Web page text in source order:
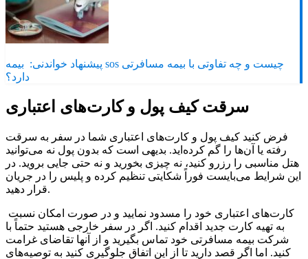
پیشنهاد خواندنی: بیمه sos چیست و چه تفاوتی با بیمه مسافرتی
دارد؟
سرقت کیف پول و کارت‌های اعتباری
فرض کنید کیف پول و کارت‌های اعتباری شما در سفر به سرقت
رفته یا آن‌ها را گم کرده‌اید. بدیهی است که بدون پول نه می‌توانید
هتل مناسبی را رزرو کنید، نه چیزی بخورید و نه حتی جایی بروید. در
این شرایط می‌بایست فوراً شکایتی تنظیم کرده و پلیس را در جریان
قرار دهید.
به تهیه کارت جدید اقدام کنید. اگر در سفر خارجی هستید حتماً با
شرکت بیمه مسافرتی خود تماس بگیرید و از آنها تقاضای غرامت
کنید. اما اگر قصد دارید تا از این اتفاق جلوگیری کنید به توصیه‌های